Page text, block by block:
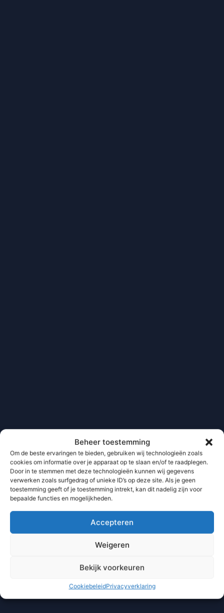
Beheer toestemming
Om de beste ervaringen te bieden, gebruiken wij technologieën zoals
cookies om informatie over je apparaat op te slaan en/of te raadplegen.
Door in te stemmen met deze technologieën kunnen wij gegevens
verwerken zoals surfgedrag of unieke ID’s op deze site. Als je geen
toestemming geeft of je toestemming intrekt, kan dit nadelig zijn voor
bepaalde functies en mogelijkheden.
Accepteren
Weigeren
Bekijk voorkeuren
CookiebeleidPrivacyverklaring